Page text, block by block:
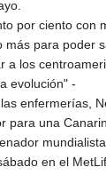
por ciento con
más para poder
a los
evolución" -
enfermerías,
para una
en el